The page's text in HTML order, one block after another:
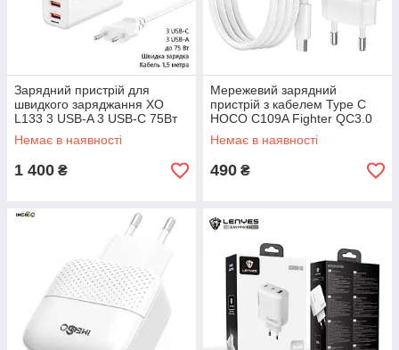
Зарядний пристрій для
швидкого заряджання XO
L133 3 USB-A 3 USB-C 75Вт
заряджання для телефону
Білий
Немає в наявності
1 400 ₴
Мережевий зарядний
пристрій з кабелем Type C
HOCO C109A Fighter QC3.0
18Вт Білий
Немає в наявності
490 ₴